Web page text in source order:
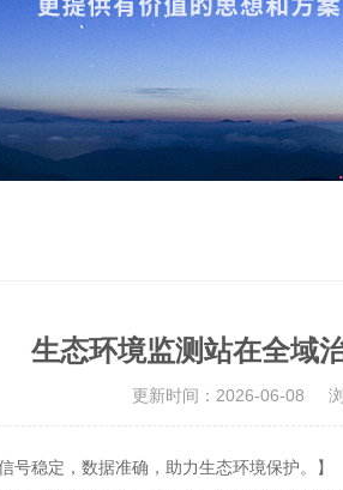
生态环境监测站在全域
更新时间：2026-06-08
稳定，数据准确，助力生态环境保护。】